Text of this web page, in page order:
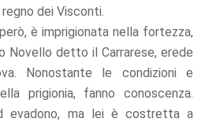
dei Visconti.
è imprigionata nella fortezza,
Novello detto il Carrarese, erede
Nonostante le condizioni e
prigionia, fanno conoscenza.
evadono, ma lei è costretta a